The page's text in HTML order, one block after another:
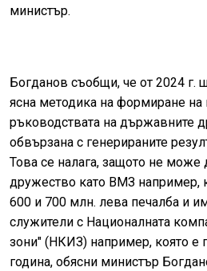
министър.
Богданов съобщи, че от 2024 г.
ясна методика на формиране
ръководствата на държавните
обвързана с генерираните
Това се налага, защото не може
дружество като ВМЗ например,
600 и 700 млн. лева печалба и
служители с Националната
зони" (НКИЗ) например, която е
година, обясни министър